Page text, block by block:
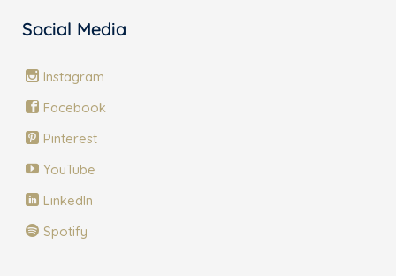
Social Media
Instagram
Facebook
Pinterest
YouTube
LinkedIn
Spotify